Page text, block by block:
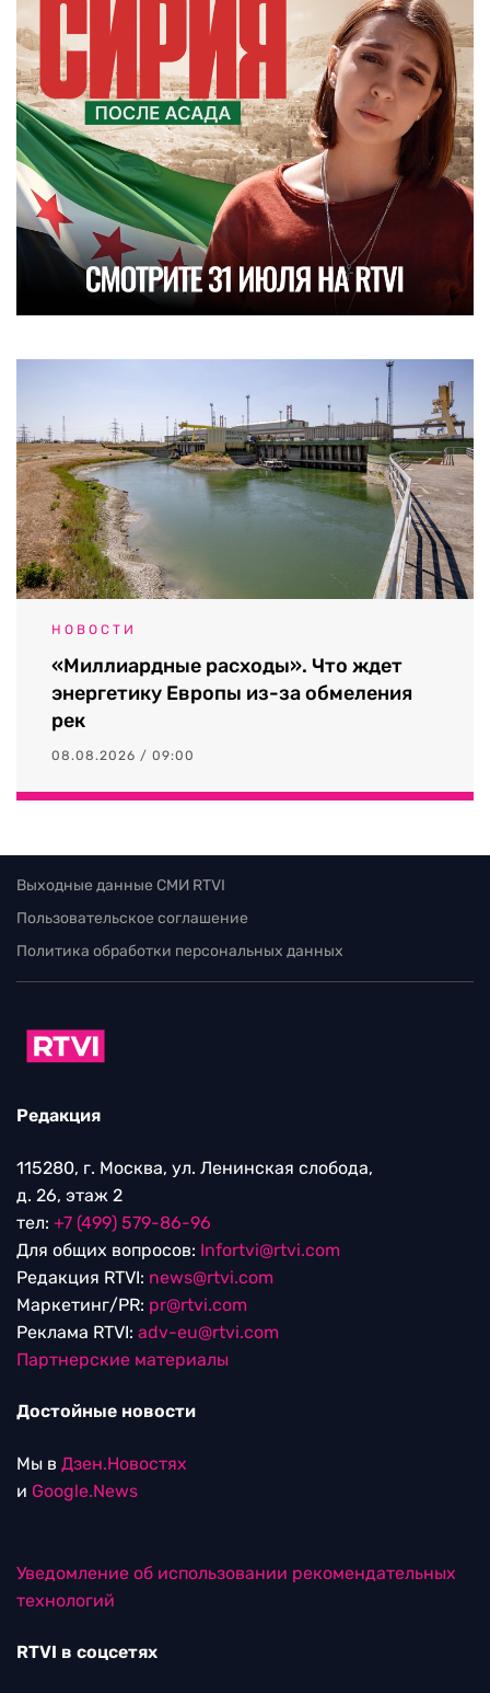
НОВОСТИ
«Миллиардные расходы». Что ждет
энергетику Европы из-за обмеления
рек
08.08.2026 / 09:00
Выходные данные СМИ RTVI
Пользовательское соглашение
Политика обработки персональных данных
Редакция
115280, г. Москва, ул. Ленинская слобода,
д. 26, этаж 2
тел: +7 (499) 579-86-96
Для общих вопросов: Infortvi@rtvi.com
Редакция RTVI: news@rtvi.com
Маркетинг/PR: pr@rtvi.com
Реклама RTVI: adv-eu@rtvi.com
Партнерские материалы
Достойные новости
Мы в Дзен.Новостях
и Google.News
Уведомление об использовании рекомендательных
технологий
RTVI в соцсетях